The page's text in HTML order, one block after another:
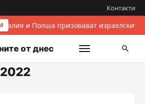
Контакти
и Полша призовават
от днес